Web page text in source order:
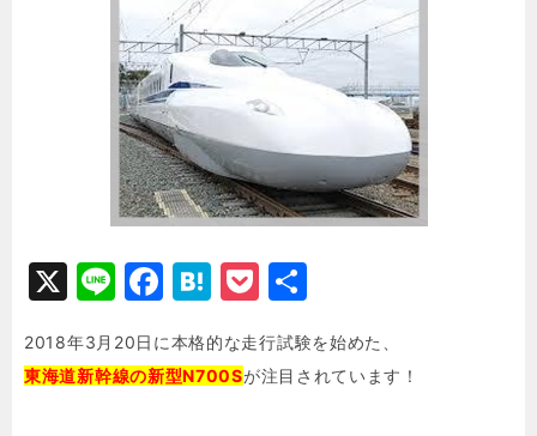
X
Li
e
F
c
e
H
e
n
P
c
k
2018年3月20日に本格的な走行試験を始めた、
東海道新幹線の新型N700Sが注目されています！